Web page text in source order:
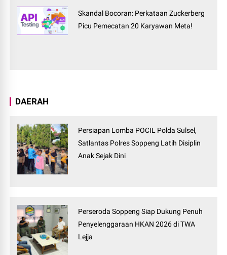
Skandal Bocoran: Perkataan Zuckerberg
Picu Pemecatan 20 Karyawan Meta!
DAERAH
Persiapan Lomba POCIL Polda Sulsel,
Satlantas Polres Soppeng Latih Disiplin
Anak Sejak Dini
Perseroda Soppeng Siap Dukung Penuh
Penyelenggaraan HKAN 2026 di TWA
Lejja